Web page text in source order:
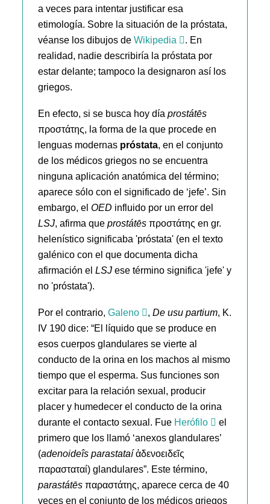
a veces para intentar justificar esa
etimología. Sobre la situación de la próstata,
véanse los dibujos deWikipedia
. En
realidad, nadie describiría la próstata por
estar delante; tampoco la designaron así los
griegos.
En efecto, si se busca hoy díaprostátēs
προστάτης, la forma de la que procede en
lenguas modernas próstata, en el conjunto
de los médicos griegos no se encuentra
ninguna aplicación anatómica del término;
aparece sólo con el significado de ‘jefe’. Sin
embargo, elOED influido por un error del
LSJ, afirma queprostátēs προστάτης en gr.
helenístico significaba 'próstata' (en el texto
galénico con el que documenta dicha
afirmación elLSJ ese término significa 'jefe' y
no 'próstata').
Por el contrario,Galeno ,De usu partium, K.
IV 190 dice: “El líquido que se produce en
esos cuerpos glandulares se vierte al
conducto de la orina en los machos al mismo
tiempo que el esperma. Sus funciones son
excitar para la relación sexual, producir
placer y humedecer el conducto de la orina
durante el contacto sexual. Fue Herófilo
el
primero que los llamó ‘anexos glandulares’
(adenoideîs parastataíἀδενοειδεῖς
παρασταταί) glandulares”. Este término,
parastátēs παραστάτης, aparece cerca de 40
veces en el conjunto de los médicos griegos